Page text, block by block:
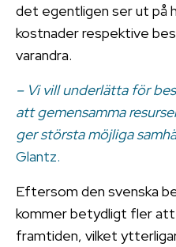
det egentligen ser ut på
kostnader respektive
varandra.
– Vi vill underlätta för
att gemensamma
ger största möjliga
Glantz.
Eftersom den svenska
kommer betydligt fler att
framtiden, vilket